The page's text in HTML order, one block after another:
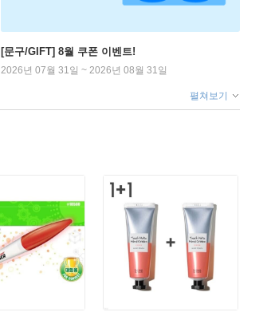
[문구/GIFT] 8월 쿠폰 이벤트!
2026년 07월 31일 ~ 2026년 08월 31일
펼쳐보기